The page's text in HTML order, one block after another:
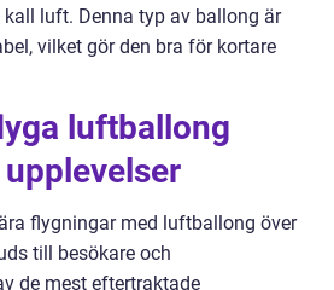
luft. Denna typ av ballong är
vilket gör den bra för kortare
luftballong
flygningar med luftballong över
till besökare och
de mest eftertraktade